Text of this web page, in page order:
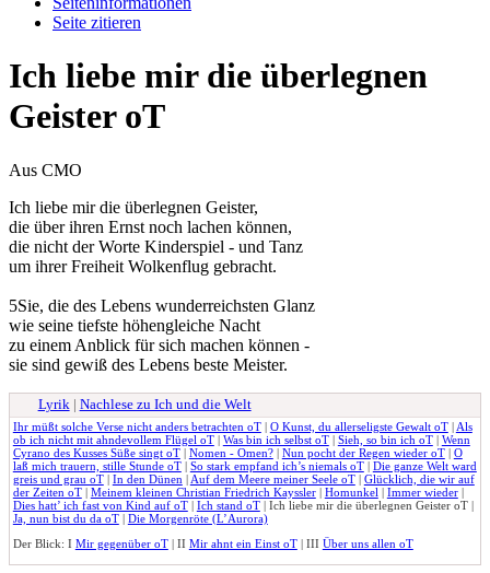
Seite zitieren
Ich liebe mir die überlegnen
Geister oT
Aus CMO
Ich liebe mir die überlegnen Geister,
die über ihren Ernst noch lachen können,
die nicht der Worte Kinderspiel - und Tanz
um ihrer Freiheit Wolkenflug gebracht.
5Sie, die des Lebens wunderreichsten Glanz
wie seine tiefste höhengleiche Nacht
zu einem Anblick für sich machen können -
sie sind gewiß des Lebens beste Meister.
Lyrik | Nachlese zu Ich und die Welt
Ihr müßt solche Verse nicht anders betrachten oT| O Kunst, du allerseligste Gewalt oT| Als
ob ich nicht mit ahndevollem Flügel oT| Was bin ich selbst oT| Sieh, so bin ich oT| Wenn
Cyrano des Kusses Süße singt oT| Nomen - Omen?| Nun pocht der Regen wieder oT| O
laß mich trauern, stille Stunde oT| So stark empfand ich’s niemals oT| Die ganze Welt ward
greis und grau oT| In den Dünen | Auf dem Meere meiner Seele oT| Glücklich, die wir auf
der Zeiten oT| Meinem kleinen Christian Friedrich Kayssler| Homunkel | Immer wieder|
Dies hatt’ ich fast von Kind auf oT| Ich stand oT| Ich liebe mir die überlegnen Geister oT|
Ja, nun bist du da oT| Die Morgenröte (L’Aurora)
Der Blick: I Mir gegenüber oT| II Mir ahnt ein Einst oT| III Über uns allen oT